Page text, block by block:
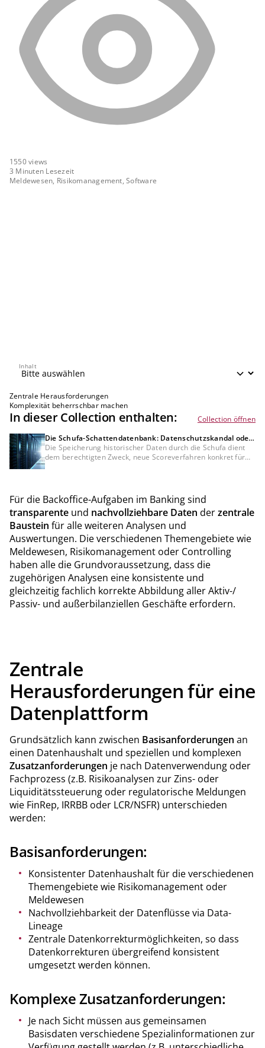
1550views
3 Minuten Lesezeit
Meldewesen, Risikomanagement, Software
Inhalt
Inhalt
Zentrale Herausforderungen
Komplexität beherrschbar machen
In dieser Collection enthalten:
Collection öffnen
Die Schufa-Schattendatenbank: Datenschutzskandal oder
Bedürfnis der Kreditwirtschaft?
Die Speicherung historischer Daten durch die Schufa dient
dem berechtigten Zweck, neue Scoreverfahren konkret für
umstritten und muss rechtlich noch final geklärt werden.
Für die Backoffice-Aufgaben im Banking sind
transparente und nachvollziehbare Daten derzentrale
Baustein für alle weiteren Analysen und
Auswertungen. Die verschiedenen Themengebiete wie
Meldewesen, Risikomanagement oder Controlling
haben alle die Grundvoraussetzung, dass die
zugehörigen Analysen eine konsistente und
gleichzeitig fachlich korrekte Abbildung aller Aktiv-/
Passiv- und außerbilanziellen Geschäfte erfordern.
Zentrale
Herausforderungen für eine
Datenplattform
Grundsätzlich kann zwischen Basisanforderungen an
einen Datenhaushalt und speziellen und komplexen
Zusatzanforderungen je nach Datenverwendung oder
Fachprozess (z.B. Risikoanalysen zur Zins- oder
Liquiditätssteuerung oder regulatorische Meldungen
wie FinRep, IRRBB oder LCR/NSFR) unterschieden
werden:
Basisanforderungen:
Konsistenter Datenhaushalt für die verschiedenen
Themengebiete wie Risikomanagement oder
Meldewesen
Nachvollziehbarkeit der Datenflüsse via Data-
Lineage
Zentrale Datenkorrekturmöglichkeiten, so dass
Datenkorrekturen übergreifend konsistent
umgesetzt werden können.
Komplexe Zusatzanforderungen:
Je nach Sicht müssen aus gemeinsamen
Basisdaten verschiedene Spezialinformationen zur